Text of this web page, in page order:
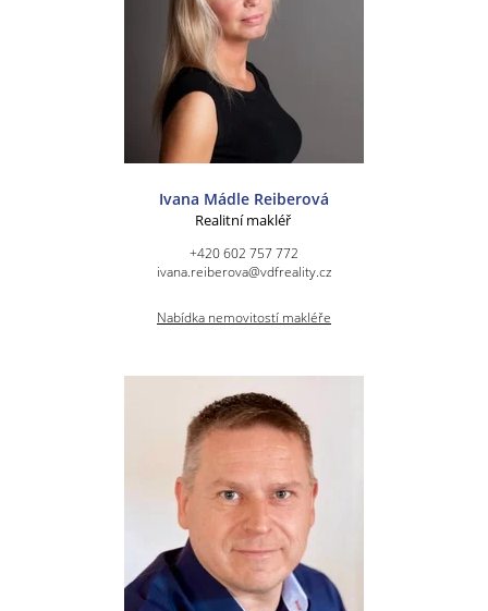
Ivana Mádle Reiberová
Realitní makléř
+420 602 757 772
ivana.reiberova@vdfreality.cz
Nabídka nemovitostí makléře